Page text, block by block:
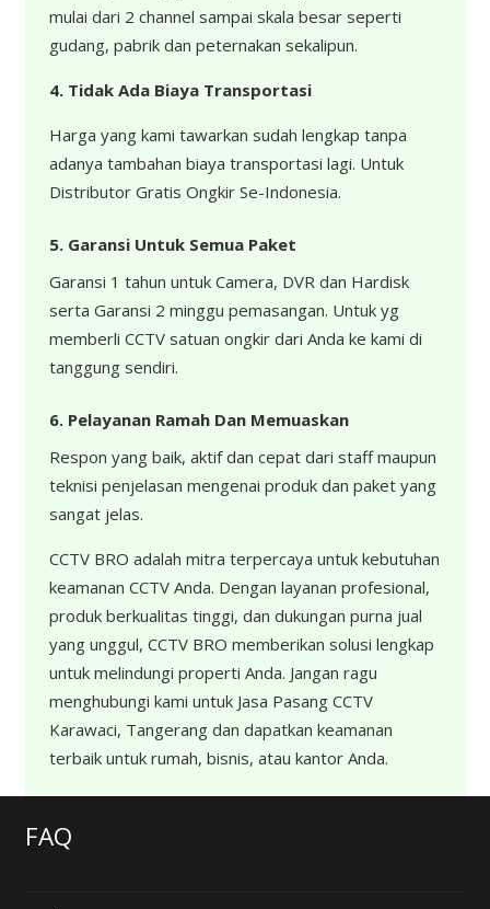
mulai dari 2 channel sampai skala besar seperti
gudang, pabrik dan peternakan sekalipun.
4. Tidak Ada Biaya Transportasi
Harga yang kami tawarkan sudah lengkap tanpa
adanya tambahan biaya transportasi lagi. Untuk
Distributor Gratis Ongkir Se-Indonesia.
5. Garansi Untuk Semua Paket
Garansi 1 tahun untuk Camera, DVR dan Hardisk
serta Garansi 2 minggu pemasangan. Untuk yg
memberli CCTV satuan ongkir dari Anda ke kami di
tanggung sendiri.
6. Pelayanan Ramah Dan Memuaskan
Respon yang baik, aktif dan cepat dari staff maupun
teknisi penjelasan mengenai produk dan paket yang
sangat jelas.
CCTV BRO adalah mitra terpercaya untuk kebutuhan
keamanan CCTV Anda. Dengan layanan profesional,
produk berkualitas tinggi, dan dukungan purna jual
yang unggul, CCTV BRO memberikan solusi lengkap
untuk melindungi properti Anda. Jangan ragu
menghubungi kami untuk Jasa Pasang CCTV
Karawaci, Tangerang dan dapatkan keamanan
terbaik untuk rumah, bisnis, atau kantor Anda.
FAQ